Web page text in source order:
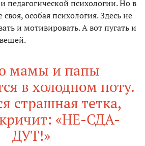
педагогической психологии. Но в
особая психология. Здесь не
и мотивировать. А вот пугать и
мамы и папы
в холодном поту.
страшная тетка,
«НЕ-СДА-
ДУТ!»